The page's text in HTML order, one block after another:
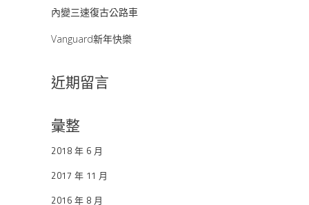
內變三速復古公路車
Vanguard新年快樂
近期留言
彙整
2018 年 6 月
2017 年 11 月
2016 年 8 月